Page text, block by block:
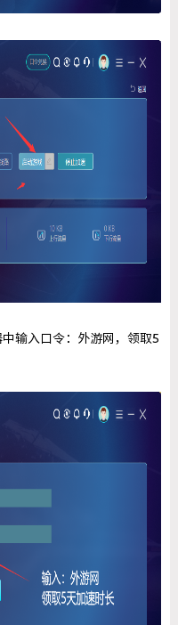
输入口令：外游网，领取5